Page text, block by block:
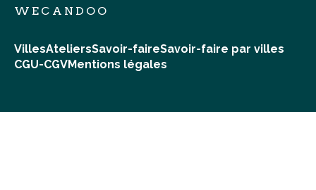
WECANDOO
VillesAteliersSavoir-faireSavoir-faire par villes
CGU-CGVMentions légales